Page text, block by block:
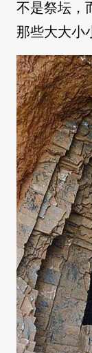
不是祭坛，
那些大大小